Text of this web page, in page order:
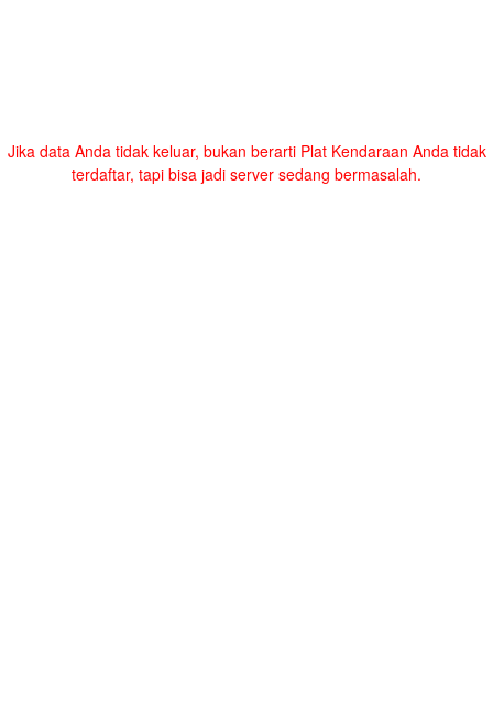
Jika data Anda tidak keluar, bukan berarti Plat Kendaraan Anda tidak
terdaftar, tapi bisa jadi server sedang bermasalah.